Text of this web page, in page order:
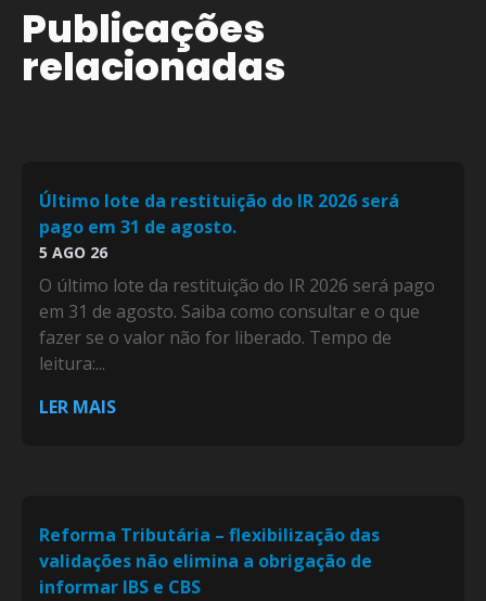
Publicações
relacionadas
Último lote da restituição do IR 2026 será
pago em 31 de agosto.
5 AGO 26
O último lote da restituição do IR 2026 será pago
em 31 de agosto. Saiba como consultar e o que
fazer se o valor não for liberado. Tempo de
leitura:...
LER MAIS
Reforma Tributária – flexibilização das
validações não elimina a obrigação de
informar IBS e CBS